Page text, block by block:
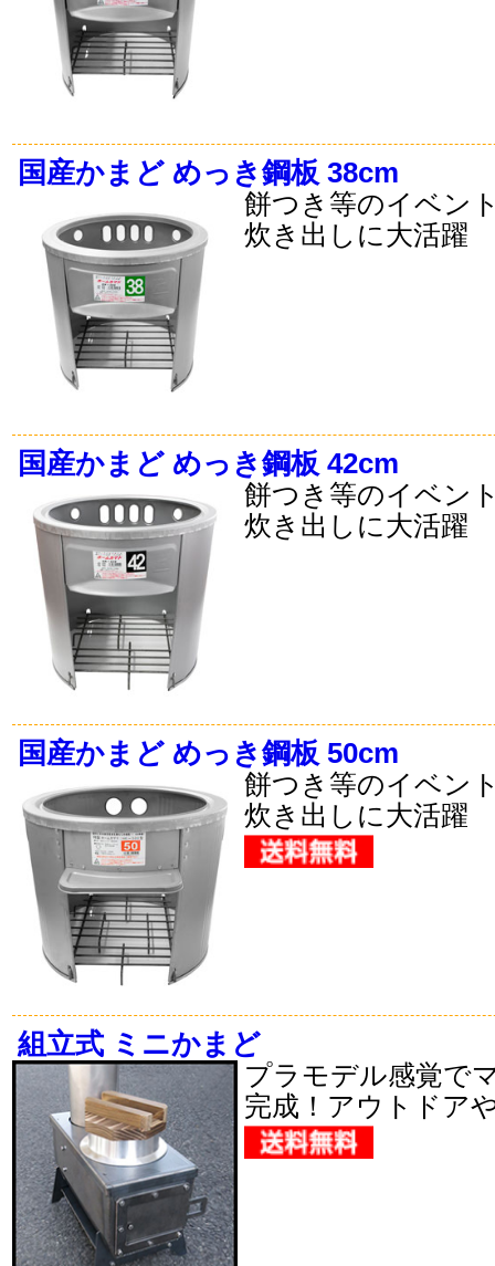
国産かまど めっき鋼板 38cm
餅つき等のイベン
炊き出しに大活躍
国産かまど めっき鋼板 42cm
餅つき等のイベン
炊き出しに大活躍
国産かまど めっき鋼板 50cm
餅つき等のイベン
炊き出しに大活躍
組立式 ミニかまど
プラモデル感覚で
完成！アウトドア